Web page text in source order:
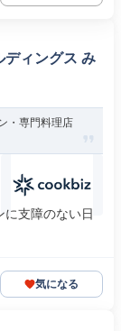
ディングス み
・専門料理店
支障のない日
気になる